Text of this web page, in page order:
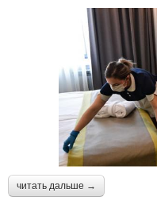
читать дальше →